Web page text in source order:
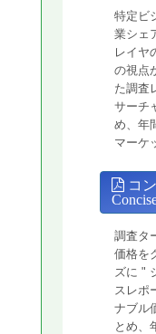
特定ビ
業シェ
レイヤ
の視点
た調査
サーチ
め、年
マーケ
コン
調査タ
価格を
ズに "
スレポ
ナブル
とめ、